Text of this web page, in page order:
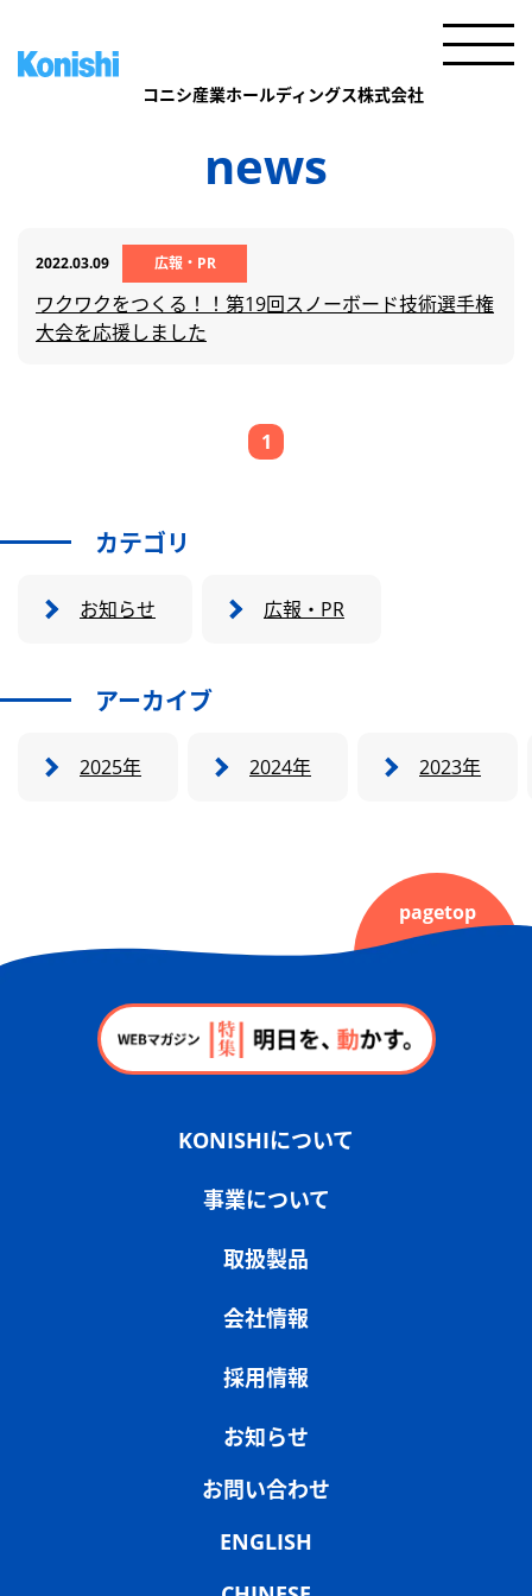
news
2022.03.09 広報・PR
ワクワクをつくる！！第19回スノーボード技術選手権
大会を応援しました
1
カテゴリ
お知らせ 広報・PR
アーカイブ
2025年 2024年 2023年
KONISHIについて
事業について
取扱製品
会社情報
採用情報
お知らせ
お問い合わせ
ENGLISH
pagetop